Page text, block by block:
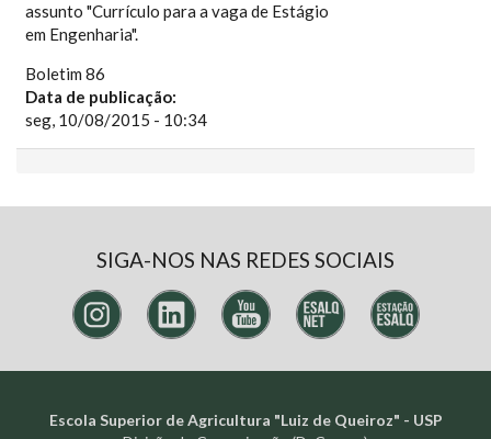
assunto "Currículo para a vaga de Estágio
em Engenharia".
Boletim 86
Data de publicação:
seg, 10/08/2015 - 10:34
SIGA-NOS NAS REDES SOCIAIS
Escola Superior de Agricultura "Luiz de Queiroz" - USP